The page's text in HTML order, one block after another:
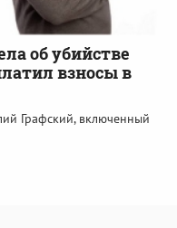
об убийстве
взносы в
Графский, включенный